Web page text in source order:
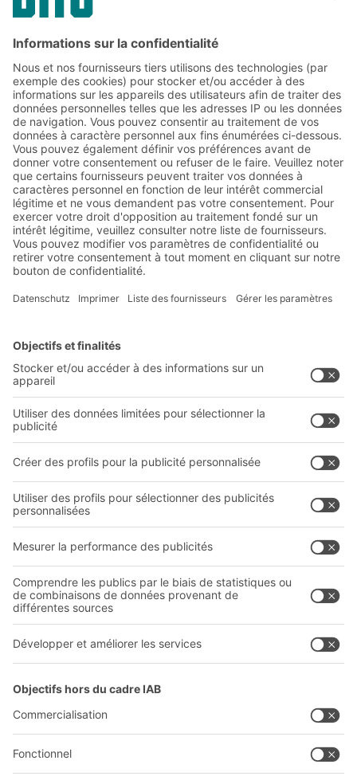
Information Bins and Containers
Abonnez-vous à la lettre
d'information de BITO :
Actualités de l'entrepôt et de
la logistique
Réductions exclusives
Innovations
S'inscrire à la newsletter
Solutions intralogistiques
Bacs en matière plastique
Systèmes de rayonnages
Systèmes de transport interne
Formulaire de contact
Entreprise
Qui sommes-nous ?
Sites internationaux
Sites de production
Follow us
ABIT O
YOUR LIFE.
+41 41 790 20 64